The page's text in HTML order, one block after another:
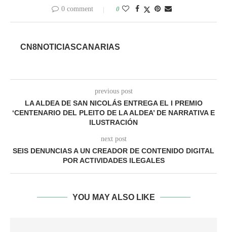
0 comment 0
CN8NOTICIASCANARIAS
previous post
LA ALDEA DE SAN NICOLÁS ENTREGA EL I PREMIO
‘CENTENARIO DEL PLEITO DE LA ALDEA’ DE NARRATIVA E
ILUSTRACIÓN
next post
SEIS DENUNCIAS A UN CREADOR DE CONTENIDO DIGITAL
POR ACTIVIDADES ILEGALES
YOU MAY ALSO LIKE